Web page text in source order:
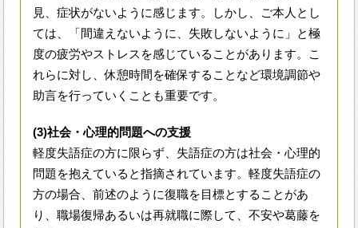
見、症状がないように感じます。しかし、ご本人とし
ては、「間違えないように、失敗しないように」と極
度の疲労やストレスを感じていることがあります。こ
れらに対し、休憩時間を確保することなど環境調節や
助言を行っていくことも重要です。
(3)社会・心理的問題への支援
軽度失語症の方に限らず、失語症の方は社会・心理的
問題を抱えていると指摘されています。軽度失語症の
方の場合、前述のように復職を目標とすることがあ
り、職場復帰あるいは再就職に際して、不安や葛藤を